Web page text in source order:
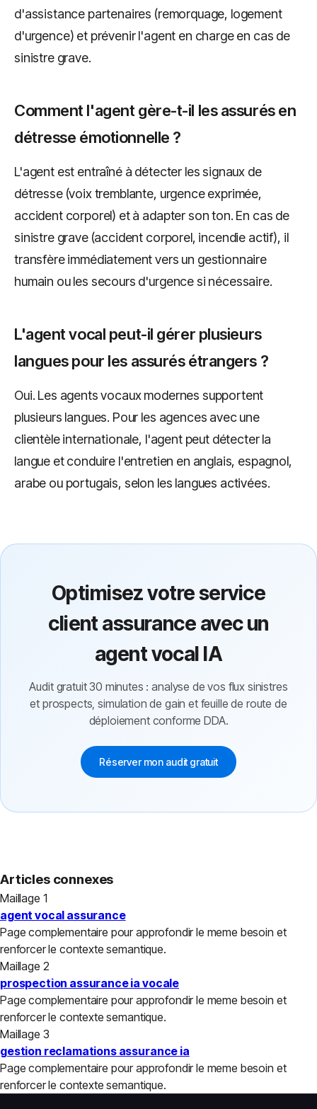
d'assistance partenaires (remorquage, logement
d'urgence) et prévenir l'agent en charge en cas de
sinistre grave.
Comment l'agent gère-t-il les assurés en
détresse émotionnelle ?
L'agent est entraîné à détecter les signaux de
détresse (voix tremblante, urgence exprimée,
accident corporel) et à adapter son ton. En cas de
sinistre grave (accident corporel, incendie actif), il
transfère immédiatement vers un gestionnaire
humain ou les secours d'urgence si nécessaire.
L'agent vocal peut-il gérer plusieurs
langues pour les assurés étrangers ?
Oui. Les agents vocaux modernes supportent
plusieurs langues. Pour les agences avec une
clientèle internationale, l'agent peut détecter la
langue et conduire l'entretien en anglais, espagnol,
arabe ou portugais, selon les langues activées.
Optimisez votre service
client assurance avec un
agent vocal IA
Audit gratuit 30 minutes : analyse de vos flux sinistres
et prospects, simulation de gain et feuille de route de
déploiement conforme DDA.
Réserver mon audit gratuit
Articles connexes
Maillage 1
agent vocal assurance
Page complementaire pour approfondir le meme besoin et
renforcer le contexte semantique.
Maillage 2
prospection assurance ia vocale
Page complementaire pour approfondir le meme besoin et
renforcer le contexte semantique.
Maillage 3
gestion reclamations assurance ia
Page complementaire pour approfondir le meme besoin et
renforcer le contexte semantique.